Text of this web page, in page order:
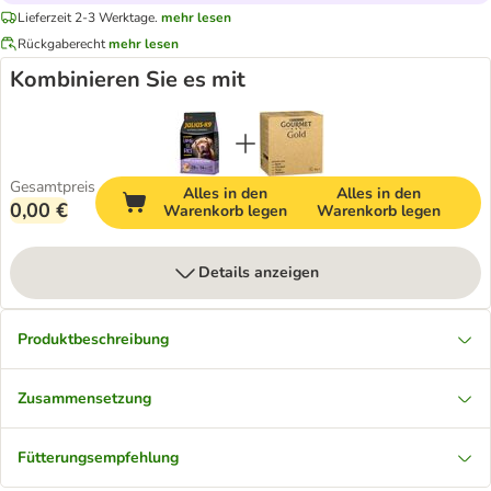
Lieferzeit 2-3 Werktage. mehr lesen
Rückgaberechtmehr lesen
Kombinieren Sie es mit
Gesamtpreis
0,00 €
Alles in den
Warenkorb legen
Alles in den
Warenkorb legen
Details anzeigen
Produktbeschreibung
Zusammensetzung
Fütterungsempfehlung